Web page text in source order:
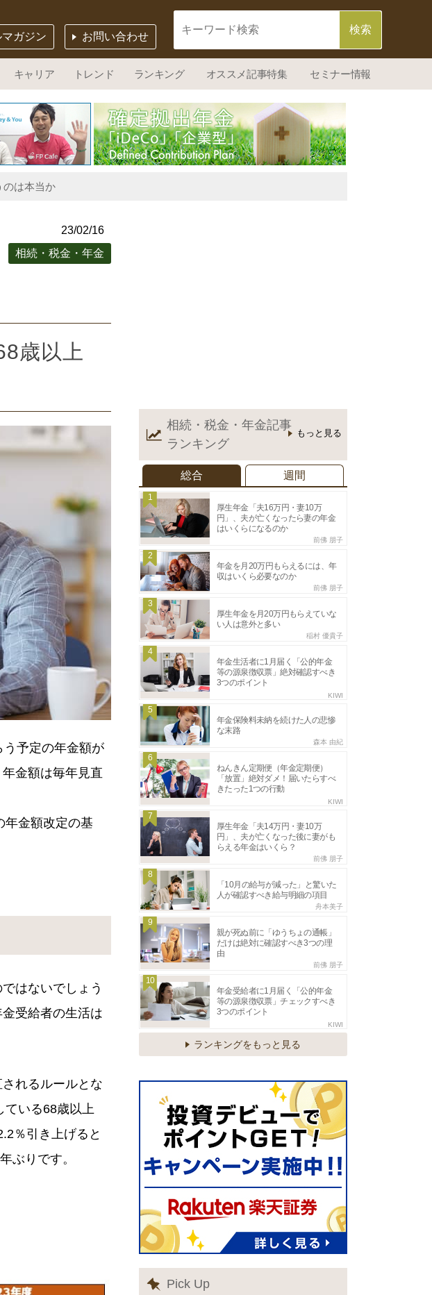
お問い合わせ
マガジン
キャリア トレンド ランキング オススメ記事特集 セミナー情報
のは本当か
23/02/16
相続・税金・年金
歳以上
予定の年金額が
金額は毎年見直
年金額改定の基
はないでしょう
受給者の生活は
れるルールとな
ている68歳以上
％引き上げると
ぶりです。
相続・税金・年金記事
ランキング
もっと見る
総合 週間
1
厚生年金「夫16万円・妻10万
円」、夫が亡くなったら妻の年金
はいくらになるのか
前佛 朋子
2
年金を月20万円もらえるには、年
収はいくら必要なのか
前佛 朋子
3
厚生年金を月20万円もらえていな
い人は意外と多い
稲村 優貴子
4
年金生活者に1月届く「公的年金
等の源泉徴収票」絶対確認すべき
3つのポイント
KIWI
5
年金保険料未納を続けた人の悲惨
な末路
森本 由紀
6
ねんきん定期便（年金定期便）
「放置」絶対ダメ！届いたらすべ
きたった1つの行動
KIWI
7
厚生年金「夫14万円・妻10万
円」、夫が亡くなった後に妻がも
らえる年金はいくら？
前佛 朋子
8
「10月の給与が減った」と驚いた
人が確認すべき給与明細の項目
舟本美子
9
親が死ぬ前に「ゆうちょの通帳」
だけは絶対に確認すべき3つの理
由
前佛 朋子
10
年金受給者に1月届く「公的年金
等の源泉徴収票」チェックすべき
3つのポイント
KIWI
ランキングをもっと見る
Pick Up